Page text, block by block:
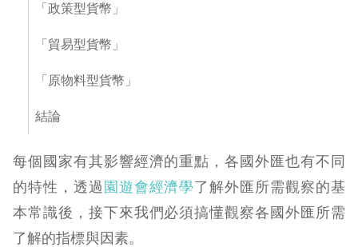
「政策型貨幣」
「貿易型貨幣」
「原物料型貨幣」
結論
每個國家有其影響經濟的重點，各國外匯也有不同
的特性，透過 園遊會經濟學了解外匯所需觀察的基
本常識後，接下來我們必須搞懂觀察各國外匯所需
了解的指標與因素。